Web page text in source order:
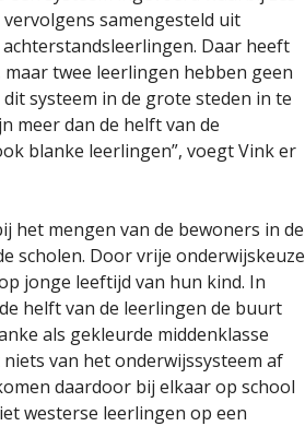
samengesteld uit
Daar heeft
twee leerlingen hebben geen
systeem in de grote steden in te
meer dan de helft van de
blanke leerlingen”, voegt Vink er
het mengen van de bewoners in de
scholen. Door vrije onderwijskeuze
jonge leeftijd van hun kind. In
helft van de leerlingen de buurt
als gekleurde middenklasse
van het onderwijssysteem af
daardoor bij elkaar op school
westerse leerlingen op een